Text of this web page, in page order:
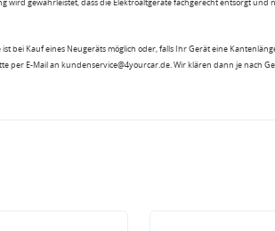
bei Kauf eines Neugeräts möglich oder, falls Ihr Gerät eine
per E-Mail an kundenservice@4yourcar.de. Wir klären dann je nach